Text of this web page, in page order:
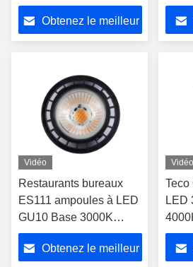
rayonnement Ra98
Obtenez le meilleur
Vidéo
Restaurants bureaux
ES111 ampoules à LED
GU10 Base 3000K
Blanc chaud 40 degrés
25000 heures
Obtenez le meilleur
Vidéo
Teco
LED
60